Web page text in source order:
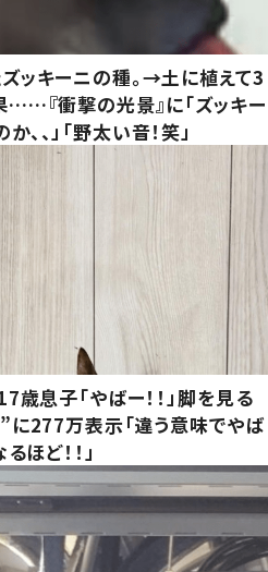
ッキーニの種。→土に植えて3
『衝撃の光景』に「ズッキー
、」「野太い音！笑」
歳息子「やばー！！」脚を見る
277万表示「違う意味でやば
ほど！！」